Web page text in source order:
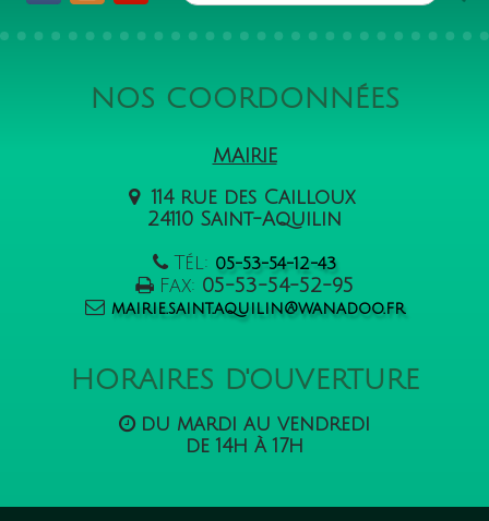
NOS COORDONNÉES
MAIRIE
114 rue des Cailloux
24110 Saint-Aquilin
Tél: 05-53-54-12-43
Fax: 05-53-54-52-95
mairie.saint.aquilin@wanadoo.fr
HORAIRES D'OUVERTURE
du mardi au vendredi
de 14h à 17h